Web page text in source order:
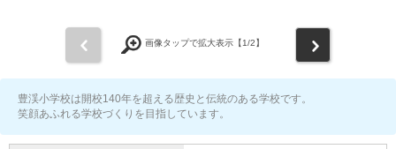
画像タップで拡大表示【1/2】
豊渓小学校は開校140年を超える歴史と伝統のある学校です。
笑顔あふれる学校づくりを目指しています。